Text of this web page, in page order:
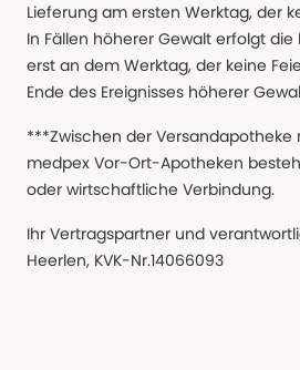
Lieferung am ersten Werktag, der
In Fällen höherer Gewalt erfolgt
erst an dem Werktag, der keine
Ende des Ereignisses höherer
***Zwischen der Versandapotheke
medpex Vor-Ort-Apotheken
oder wirtschaftliche Verbindung.
Ihr Vertragspartner und
Heerlen, KVK-Nr.14066093